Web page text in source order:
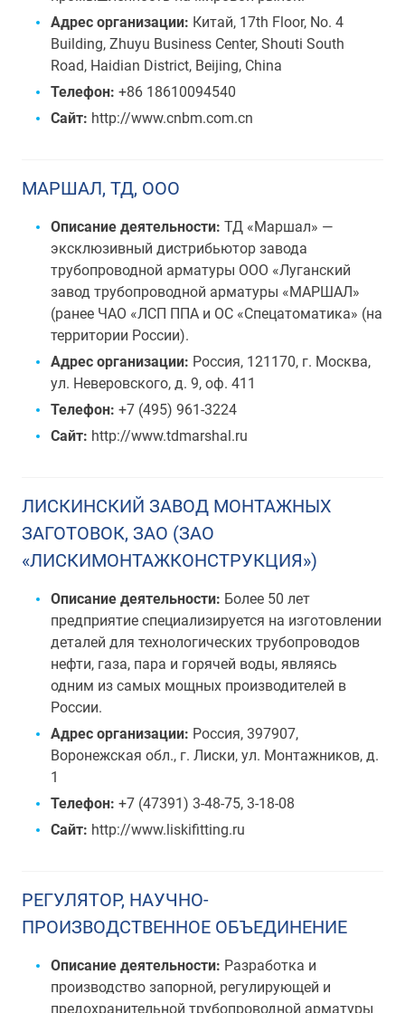
Адрес организации: Китай, 17th Floor, No. 4
Building, Zhuyu Business Center, Shouti South
Road, Haidian District, Beijing, China
Телефон: +86 18610094540
Сайт: http://www.cnbm.com.cn
МАРШАЛ, ТД, ООО
Описание деятельности: ТД «Маршал» —
эксклюзивный дистрибьютор завода
трубопроводной арматуры ООО «Луганский
завод трубопроводной арматуры «МАРШАЛ»
(ранее ЧАО «ЛСП ППА и ОС «Спецатоматика» (на
территории России).
Адрес организации: Россия, 121170, г. Москва,
ул. Неверовского, д. 9, оф. 411
Телефон: +7 (495) 961-3224
Сайт: http://www.tdmarshal.ru
ЛИСКИНСКИЙ ЗАВОД МОНТАЖНЫХ
ЗАГОТОВОК, ЗАО (ЗАО
«ЛИСКИМОНТАЖКОНСТРУКЦИЯ»)
Описание деятельности: Более 50 лет
предприятие специализируется на изготовлении
деталей для технологических трубопроводов
нефти, газа, пара и горячей воды, являясь
одним из самых мощных производителей в
России.
Адрес организации: Россия, 397907,
Воронежская обл., г. Лиски, ул. Монтажников, д.
1
Телефон: +7 (47391) 3-48-75, 3-18-08
Сайт: http://www.liskifitting.ru
РЕГУЛЯТОР, НАУЧНО-
ПРОИЗВОДСТВЕННОЕ ОБЪЕДИНЕНИЕ
Описание деятельности: Разработка и
производство запорной, регулирующей и
предохранительной трубопроводной арматуры